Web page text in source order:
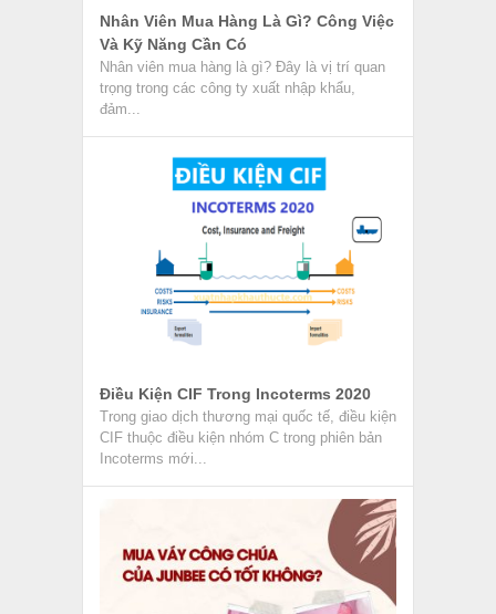
Nhân Viên Mua Hàng Là Gì? Công Việc
Và Kỹ Năng Cần Có
Nhân viên mua hàng là gì? Đây là vị trí quan
trọng trong các công ty xuất nhập khẩu,
đảm...
Điều Kiện CIF Trong Incoterms 2020
Trong giao dịch thương mại quốc tế, điều kiện
CIF thuộc điều kiện nhóm C trong phiên bản
Incoterms mới...